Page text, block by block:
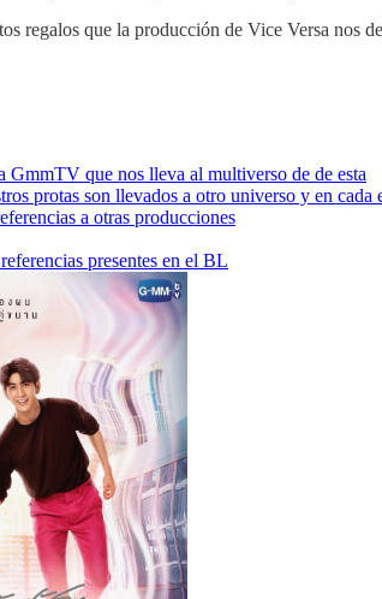
regalos que la producción de Vice Versa nos
GmmTV que nos lleva al multiverso de de esta
protas son llevados a otro universo y en cada
a otras producciones
presentes en el BL